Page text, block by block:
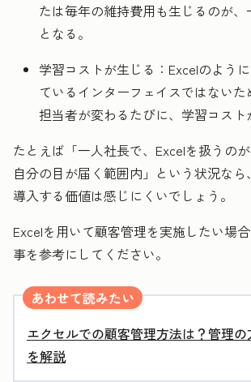
たは毎年の維持費用も生じるのが
となる。
学習コストが生じる：Excelのよう
ているインターフェイスではない
担当者が変わるたびに、学習コスト
たとえば「一人社長で、Excelを扱うの
自分の目が届く範囲内」という状況なら
導入する価値は感じにくいでしょう。
Excelを用いて顧客管理を実施したい場
事を参考にしてください。
あわせて読みたい
エクセルでの顧客管理方法は？管理
を解説